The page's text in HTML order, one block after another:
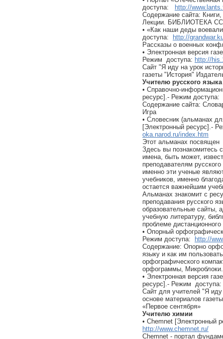
доступа:
http://
Содержание сайта:
Лекции. БИБЛИОТЕКА
• «Как наши деды
доступа:
http://
Рассказы о военных
• Электронная версия
Режим доступа: http://
Сайт "Я иду на урок
газеты "История"
Учителю русского языка
• Справочно-
ресурс].- Режим
Содержание сайта:
Игра
• Словесник (альманах
[Электронный ресурс].-
oka.narod.ru/index.htm
Этот альманах посвящен
Здесь вы познакомитесь
имена, быть может,
преподавателям
именно эти ученые
учебников, именно
остается важнейшим
Альманах знакомит с
преподавания русского
образовательные сайты,
учебную литературу,
проблеме дистанционного
• Опорный
Режим доступа:
http://
Содержание: Опорно
языку и как им
орфографического
орфограммы, Микроблоки.
• Электронная версия
ресурс].- Режим доступа:
Сайт для учителей "Я иду
основе материалов
«Первое сентября»
Учителю химии
• Chemnet [Электронный
http://www.chemnet.ru/
Chemnet - портал